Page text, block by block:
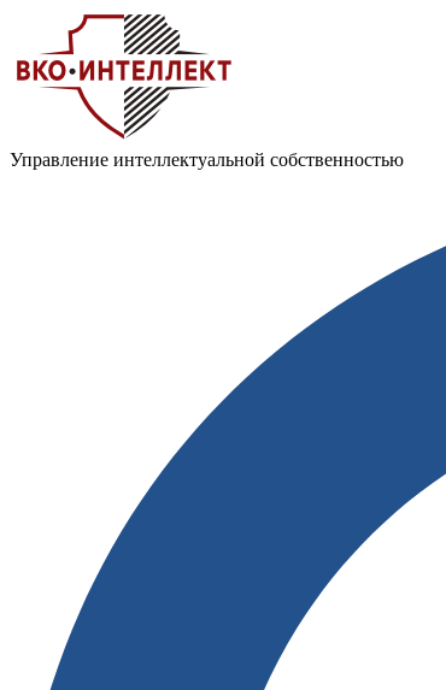
Управление интеллектуальной собственностью